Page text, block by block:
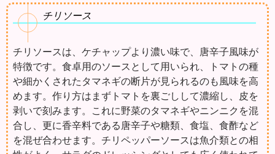
チリソース
チリソースは、ケチャップより濃い味で、唐辛子風味が
特徴です。食卓用のソースとして用いられ、トマトの種
や細かくされたタマネギの断片が見られるのも風味を高
めます。作り方はまずトマトを裏ごしして濃縮し、皮を
剥いで刻みます。これに野菜のタマネギやニンニクを混
合し、更に香辛料である唐辛子や糖類、食塩、食酢など
を混ぜ合わせます。チリペッパーソースは魚介類との相